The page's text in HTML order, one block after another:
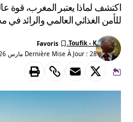
اكتشف لماذا يعتبر المغرب، قوة
للأمن الغذائي العالمي والرائد
Dernière Mise À Jour : 28 مارس 2026 18h24
Toufik - K.